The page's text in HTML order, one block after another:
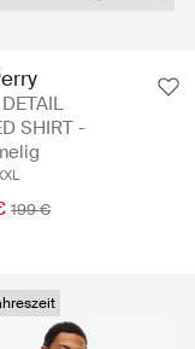
SHIRT -
199 €